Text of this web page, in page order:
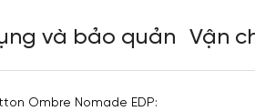
và bảo quản Vận
Ombre Nomade EDP: